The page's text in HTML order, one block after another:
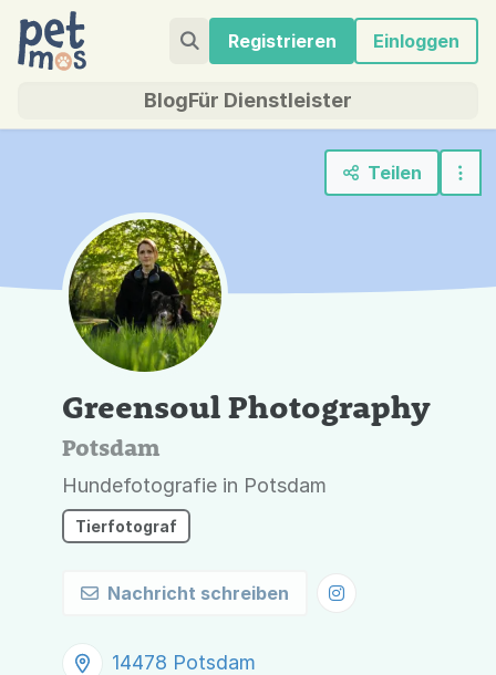
Registrieren Einloggen
BlogFür Dienstleister
Teilen
Greensoul Photography
Potsdam
Hundefotografie in Potsdam
Tierfotograf
Nachricht schreiben
14478 Potsdam